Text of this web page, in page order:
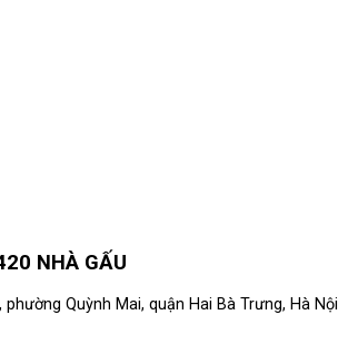
NHÀ GẤU
Quỳnh Mai, quận Hai Bà Trưng, Hà Nội